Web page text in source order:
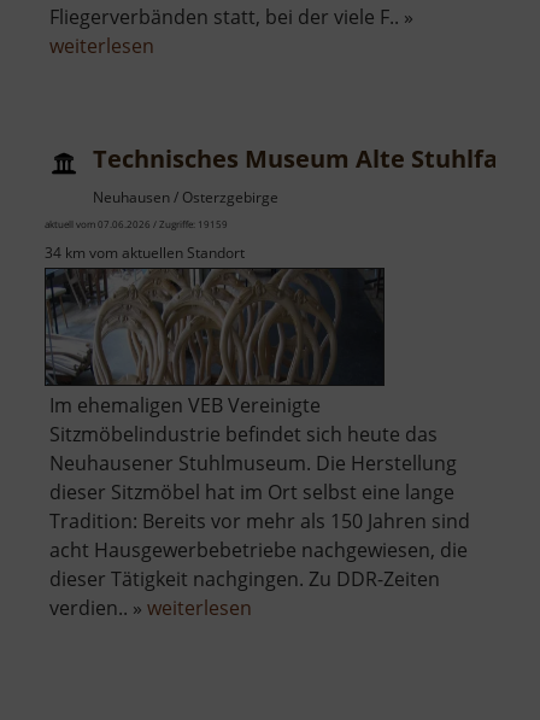
Fliegerverbänden statt, bei der viele F.. »
weiterlesen
über
dem
Erzgebirge
Technisches Museum Alte
Neuhausen / Osterzgebirge
aktuell vom 07.06.2026 / Zugriffe: 19159
34 km vom aktuellen Standort
Im ehemaligen VEB Vereinigte
Sitzmöbelindustrie befindet sich heute das
Neuhausener Stuhlmuseum. Die Herstellung
dieser Sitzmöbel hat im Ort selbst eine lange
Tradition: Bereits vor mehr als 150 Jahren sind
acht Hausgewerbebetriebe nachgewiesen, die
dieser Tätigkeit nachgingen. Zu DDR-Zeiten
verdien.. » weiterlesen